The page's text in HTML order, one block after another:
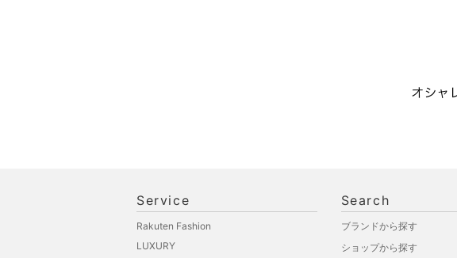
Service
Rakuten Fashion
LUXURY
Search
ブランドから探す
ショップから探す